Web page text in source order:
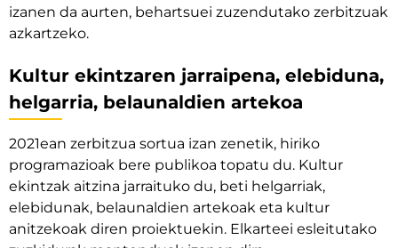
izanen da aurten, behartsuei zuzendutako zerbitzuak
azkartzeko.
Kultur ekintzaren jarraipena, elebiduna,
helgarria, belaunaldien artekoa
2021ean zerbitzua sortua izan zenetik, hiriko
programazioak bere publikoa topatu du. Kultur
ekintzak aitzina jarraituko du, beti helgarriak,
elebidunak, belaunaldien artekoak eta kultur
anitzekoak diren proiektuekin. Elkarteei esleitutako